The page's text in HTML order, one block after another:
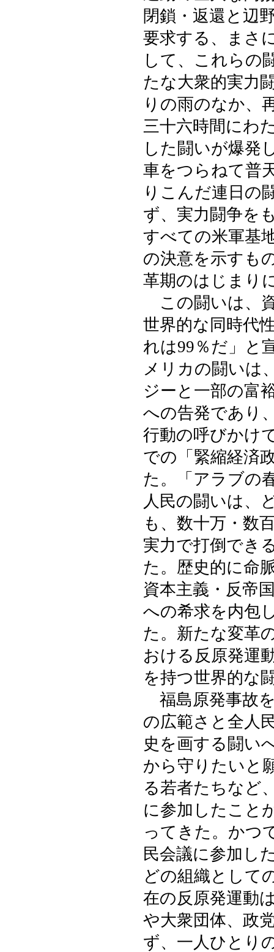
閉鎖・返還と辺
要求する、まさ
して、これらの
たな大衆的実力
りの雨のなか、
三十六時間にわ
した闘いが爆発
車をつらねて普
りこんだ連日の
ず、実力闘争を
すべての米軍基
の決意を示すも
革期のはじまり
この闘いは、
世界的な同時代
れは99％だ」と
メリカの闘いは
ジーと一部の富
への告発であり
行動の呼びかけ
での「緊縮経済
た。「アラブの
人民の闘いは、
も、数十万・数
実力で打倒でき
た。歴史的に命
資本主義・反帝
への希求を内包
た。新たな変革
おける反原発運
を持つ世界的な
福島原発事故
の広範さと全人
史を画する闘い
から守りたいと
る若者たちなど
に参加したこと
ってきた。かつ
民会議に参加し
どの組織として
在の反原発運動
や大衆団体、政
ず、一人ひとり